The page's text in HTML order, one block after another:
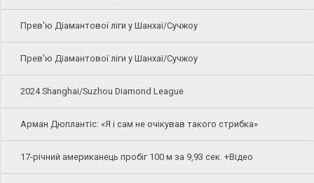
Прев'ю Діамантової ліги у Шанхаї/Сучжоу
Прев'ю Діамантової ліги у Шанхаї/Сучжоу
2024 Shanghai/Suzhou Diamond League
Арман Дюплантіс: «Я і сам не очікував такого стрибка»
17-річний американець пробіг 100 м за 9,93 сек. +Відео